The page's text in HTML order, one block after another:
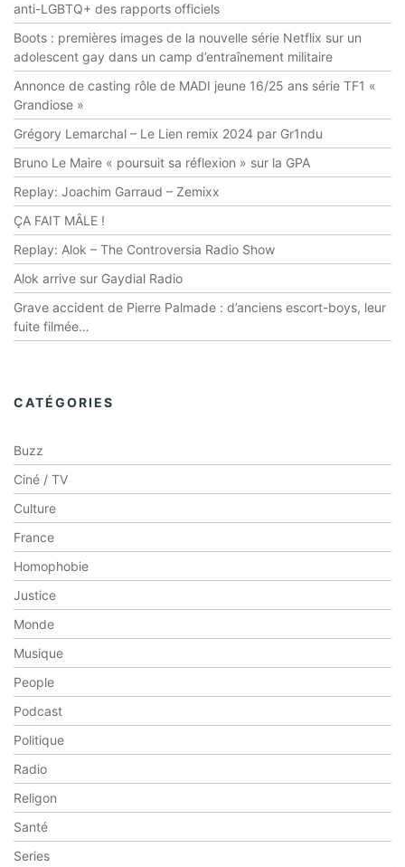
anti-LGBTQ+ des rapports officiels
Boots : premières images de la nouvelle série Netflix sur un
adolescent gay dans un camp d’entraînement militaire
Annonce de casting rôle de MADI jeune 16/25 ans série TF1 «
Grandiose »
Grégory Lemarchal – Le Lien remix 2024 par Gr1ndu
Bruno Le Maire « poursuit sa réflexion » sur la GPA
Replay: Joachim Garraud – Zemixx
ÇA FAIT MÂLE !
Replay: Alok – The Controversia Radio Show
Alok arrive sur Gaydial Radio
Grave accident de Pierre Palmade : d’anciens escort-boys, leur
fuite filmée…
CATÉGORIES
Buzz
Ciné / TV
Culture
France
Homophobie
Justice
Monde
Musique
People
Podcast
Politique
Radio
Religon
Santé
Series